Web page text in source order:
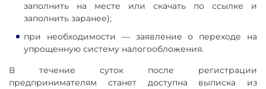
заполнить на месте или скачать по ссылке и
заполнить заранее);
при необходимости — заявление о переходе на
упрощенную систему налогообложения.
В течение суток после регистрации
предпринимателям станет доступна выписка из